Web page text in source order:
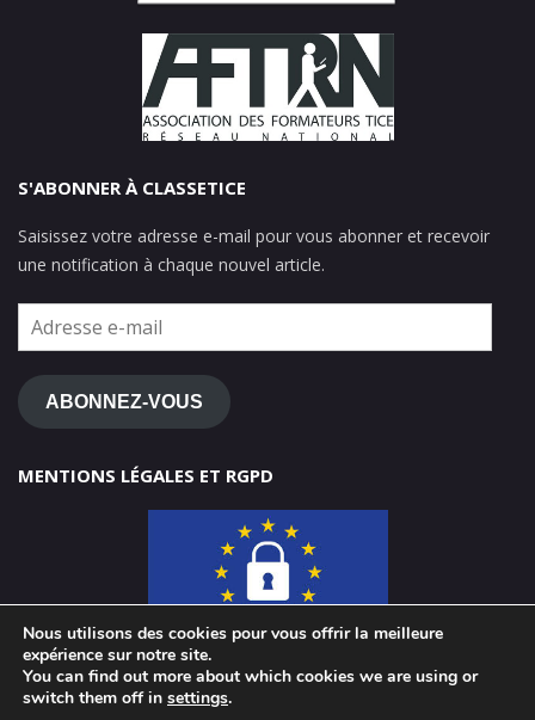
S'ABONNER À CLASSETICE
Saisissez votre adresse e-mail pour vous abonner et recevoir
une notification à chaque nouvel article.
Adresse
e-
mail
ABONNEZ-VOUS
MENTIONS LÉGALES ET RGPD
© 2026 ClasseTICE 1d
Nous utilisons des cookies pour vous offrir la meilleure
expérience sur notre site.
You can find out more about which cookies we are using or
switch them off in settings.